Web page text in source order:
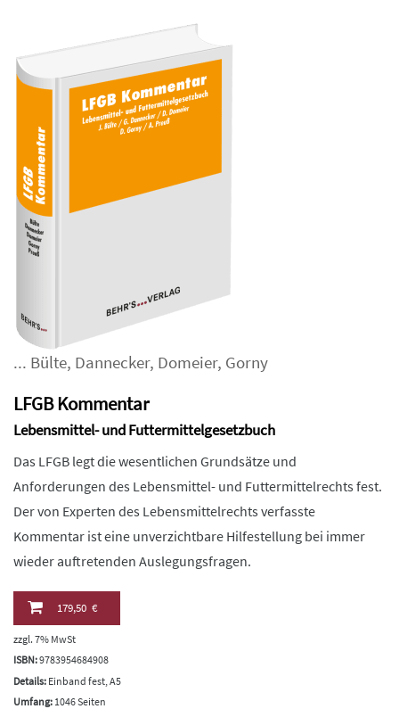
... Bülte, Dannecker, Domeier, Gorny
LFGB Kommentar
Lebensmittel- und Futtermittelgesetzbuch
Das LFGB legt die wesentlichen Grundsätze und
Anforderungen des Lebensmittel- und Futtermittelrechts fest.
Der von Experten des Lebensmittelrechts verfasste
Kommentar ist eine unverzichtbare Hilfestellung bei immer
wieder auftretenden Auslegungsfragen.
179,50 €
zzgl. 7% MwSt
ISBN:9783954684908
Details: Einband fest, A5
Umfang: 1046 Seiten